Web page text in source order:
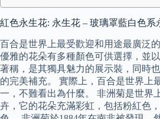
紅色永生花: 永生花 – 玻璃罩藍白色系
百合是世界上最受歡迎和用途最廣泛
優雅的花朵有多種顏色可供選擇，並
著稱，是其獨具魅力的展示裝，同時
的完美補充。 實際上，百合是世界上
一，不難看出為什麼。 非洲菊是世界
卉，它的花朵充滿彩虹，包括粉紅色